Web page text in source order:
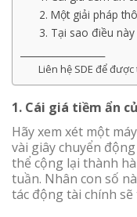
2. Một giải pháp
3. Tại sao điều này
Liên hệ SDE để
1. Cái giá tiềm ẩn
Hãy xem xét một
vài giây chuyển
thể cộng lại thành
tuần. Nhân con số
tác động tài chính